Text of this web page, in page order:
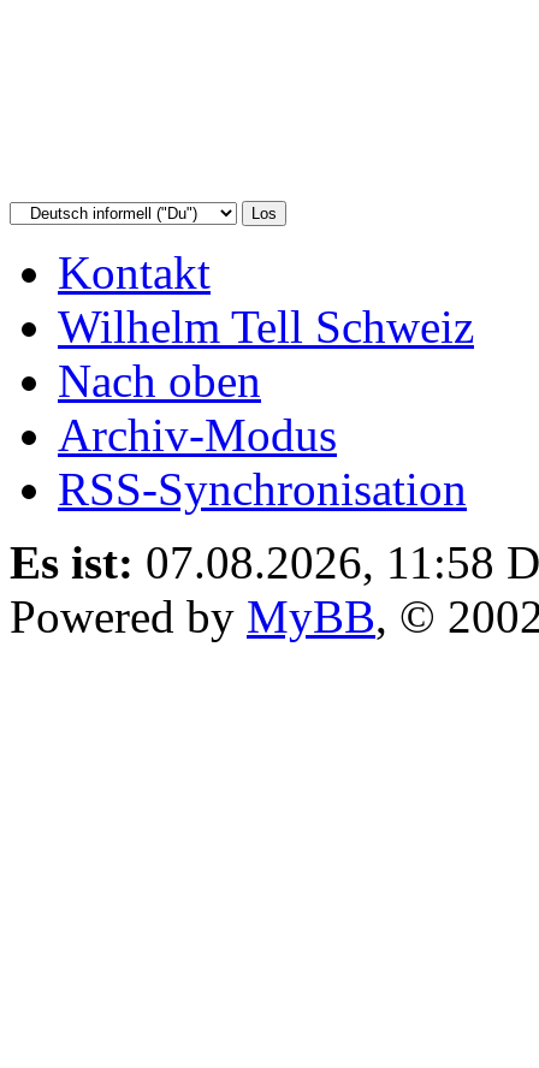
Kontakt
Wilhelm Tell Schweiz
Nach oben
Archiv-Modus
RSS-Synchronisation
Es ist: 07.08.2026, 11:58
Powered by MyBB, ©